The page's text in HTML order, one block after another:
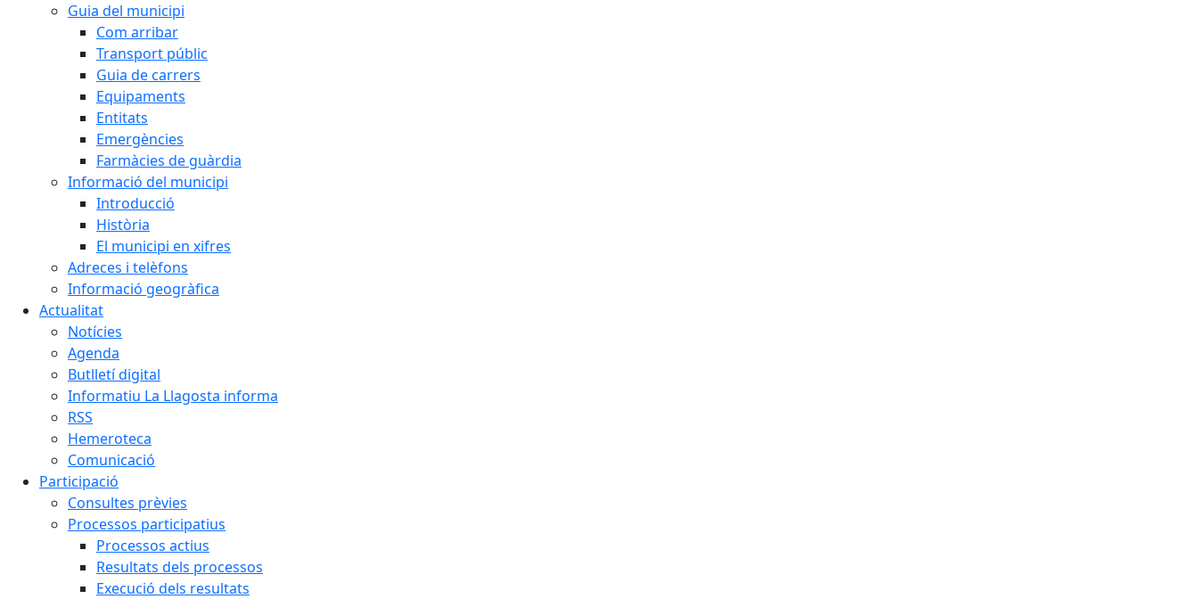
Guia del municipi
Com arribar
Transport públic
Guia de carrers
Equipaments
Entitats
Emergències
Farmàcies de guàrdia
Informació del municipi
Introducció
Història
El municipi en xifres
Adreces i telèfons
Informació geogràfica
Actualitat
Notícies
Agenda
Butlletí digital
Informatiu La Llagosta informa
RSS
Hemeroteca
Comunicació
Participació
Consultes prèvies
Processos participatius
Processos actius
Resultats dels processos
Execució dels resultats